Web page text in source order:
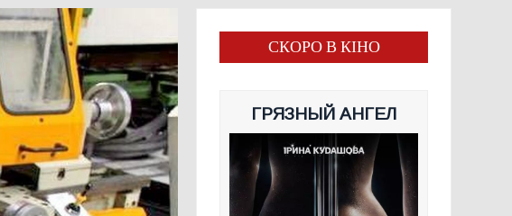
СКОРО В КІНО
ГРЯЗНЫЙ АНГЕЛ